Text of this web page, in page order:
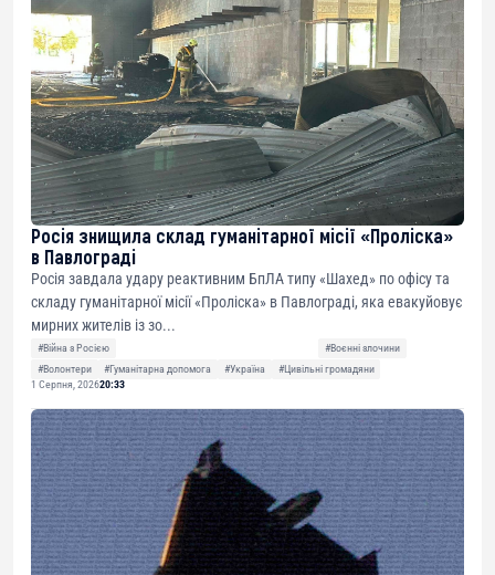
Росія знищила склад гуманітарної місії «Проліска»
в Павлограді
Росія завдала удару реактивним БпЛА типу «Шахед» по офісу та
складу гуманітарної місії «Проліска» в Павлограді, яка евакуйовує
мирних жителів із зо...
#Війна з Росією
#Воєнні злочини
#Волонтери
#Гуманітарна допомога #Україна
#Цивільні громадяни
1 Серпня, 202620:33